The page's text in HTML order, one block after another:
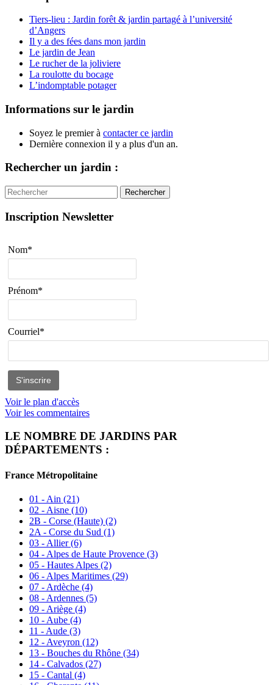
Tiers-lieu : Jardin forêt & jardin partagé à l’université
d’Angers
Il y a des fées dans mon jardin
Le jardin de Jean
Le rucher de la joliviere
La roulotte du bocage
L’indomptable potager
Informations sur le jardin
Soyez le premier à contacter ce jardin
Dernière connexion il y a plus d'un an.
Rechercher un jardin :
Rechercher
Inscription Newsletter
Nom*
Prénom*
Courriel*
Voir le plan d'accès
Voir les commentaires
LE NOMBRE DE JARDINS PAR
DÉPARTEMENTS :
France Métropolitaine
01 - Ain (21)
02 - Aisne (10)
2B - Corse (Haute) (2)
2A - Corse du Sud (1)
03 - Allier(6)
04 - Alpes de Haute Provence (3)
05 - Hautes Alpes (2)
06 - Alpes Maritimes (29)
07 - Ardèche (4)
08 - Ardennes (5)
09 - Ariège (4)
10 - Aube (4)
11 - Aude (3)
12 - Aveyron (12)
13 - Bouches du Rhône (34)
14 - Calvados (27)
15 - Cantal (4)